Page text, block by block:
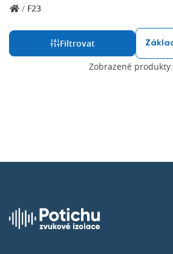
/ F23
Filtrovat
Zobrazené produkty: